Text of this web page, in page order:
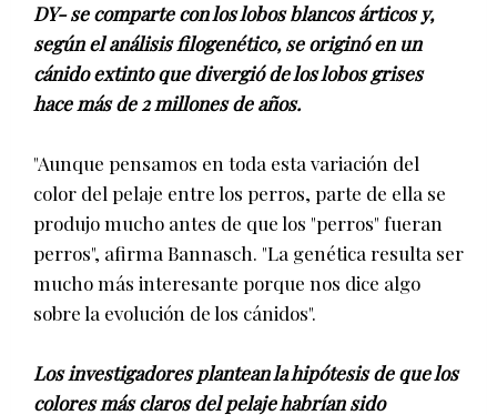
DY- se comparte con los lobos blancos árticos y,
según el análisis filogenético, se originó en un
cánido extinto que divergió de los lobos grises
hace más de 2 millones de años.
"Aunque pensamos en toda esta variación del
color del pelaje entre los perros, parte de ella se
produjo mucho antes de que los "perros" fueran
perros", afirma Bannasch. "La genética resulta ser
mucho más interesante porque nos dice algo
sobre la evolución de los cánidos".
Los investigadores plantean la hipótesis de que los
colores más claros del pelaje habrían sido